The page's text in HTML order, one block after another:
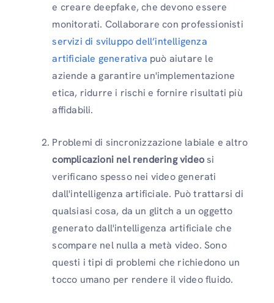
e creare deepfake, che devono essere
monitorati. Collaborare con professionisti
servizi di sviluppo dell’intelligenza
artificiale generativa può aiutare le
aziende a garantire un'implementazione
etica, ridurre i rischi e fornire risultati più
affidabili.
Problemi di sincronizzazione labiale e altro
complicazioni nel rendering videosi
verificano spesso nei video generati
dall'intelligenza artificiale. Può trattarsi di
qualsiasi cosa, da un glitch a un oggetto
generato dall'intelligenza artificiale che
scompare nel nulla a metà video. Sono
questi i tipi di problemi che richiedono un
tocco umano per rendere il video fluido.